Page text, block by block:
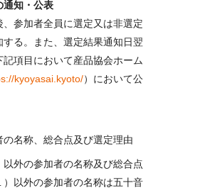
知・公表
、参加者全員に選定又は非選定
する。また、選定結果通知日翌
記項目において産品協会ホーム
kyoyasai.kyoto/）において公
の名称、総合点及び選定理由
以外の参加者の名称及び総合点
以外の参加者の名称は五十音